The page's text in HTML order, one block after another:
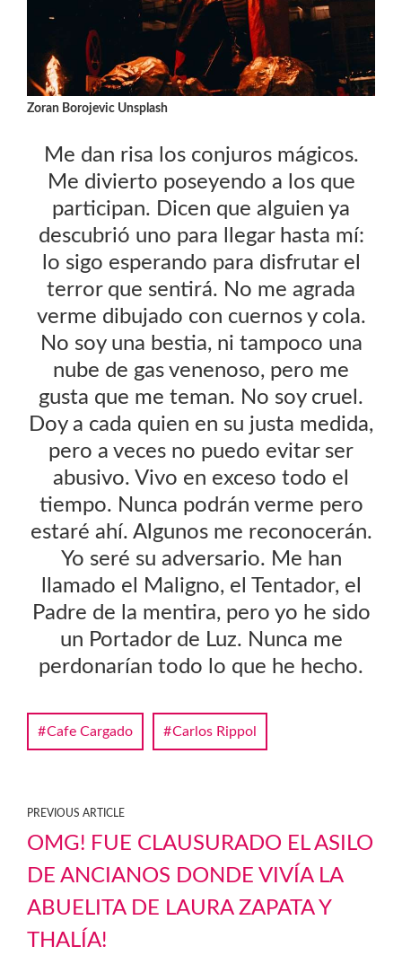
Zoran Borojevic Unsplash
Me dan risa los conjuros mágicos.
Me divierto poseyendo a los que
participan. Dicen que alguien ya
descubrió uno para llegar hasta mí:
lo sigo esperando para disfrutar el
terror que sentirá. No me agrada
verme dibujado con cuernos y cola.
No soy una bestia, ni tampoco una
nube de gas venenoso, pero me
gusta que me teman. No soy cruel.
Doy a cada quien en su justa medida,
pero a veces no puedo evitar ser
abusivo. Vivo en exceso todo el
tiempo. Nunca podrán verme pero
estaré ahí. Algunos me reconocerán.
Yo seré su adversario. Me han
llamado el Maligno, el Tentador, el
Padre de la mentira, pero yo he sido
un Portador de Luz. Nunca me
perdonarían todo lo que he hecho.
Cafe Cargado Carlos Rippol
PREVIOUS ARTICLE
OMG! FUE CLAUSURADO EL ASILO
DE ANCIANOS DONDE VIVÍA LA
ABUELITA DE LAURA ZAPATA Y
THALÍA!